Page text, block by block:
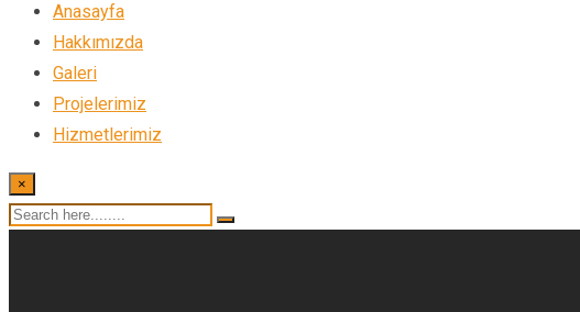
Anasayfa
Hakkımızda
Galeri
Projelerimiz
Hizmetlerimiz
×